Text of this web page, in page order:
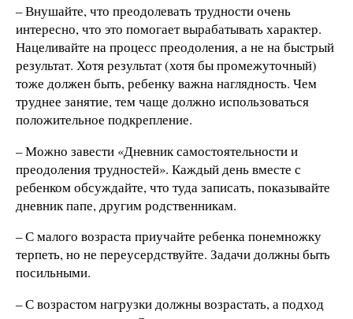
– Внушайте, что преодолевать трудности очень
интересно, что это помогает вырабатывать характер.
Нацеливайте на процесс преодоления, а не на быстрый
результат. Хотя результат (хотя бы промежуточный)
тоже должен быть, ребенку важна наглядность. Чем
труднее занятие, тем чаще должно использоваться
положительное подкрепление.
– Можно завести «Дневник самостоятельности и
преодоления трудностей». Каждый день вместе с
ребенком обсуждайте, что туда записать, показывайте
дневник папе, другим родственникам.
– С малого возраста приучайте ребенка понемножку
терпеть, но не переусердствуйте. Задачи должны быть
посильными.
– С возрастом нагрузки должны возрастать, а подход